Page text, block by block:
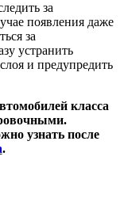
за
появления даже
за
устранить
и предупредить
класса
узнать после
.